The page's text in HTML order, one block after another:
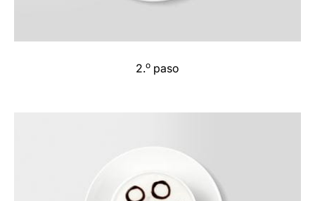
2.o paso